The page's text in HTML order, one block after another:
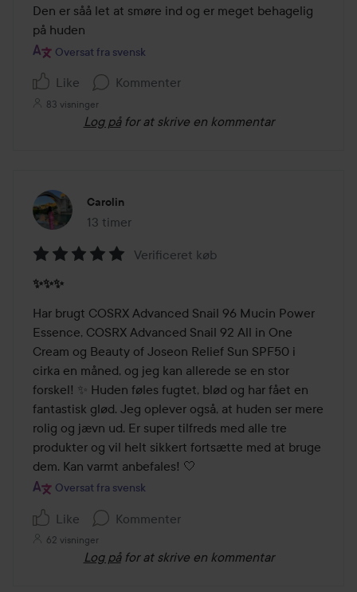
ud
af
5
Den er såå let at smøre ind og er meget behagelig
på huden
Oversat fra svensk
Like Kommenter
83 visninger
Log på for at skrive en kommentar
Carolin
13 timer
Posten blev oprettet 13 timer
5
ud
af
5
Verificeret køb
✨✨✨
Har brugt COSRX Advanced Snail 96 Mucin Power
Essence, COSRX Advanced Snail 92 All in One
Cream og Beauty of Joseon Relief Sun SPF50 i
cirka en måned, og jeg kan allerede se en stor
forskel! ✨ Huden føles fugtet, blød og har fået en
fantastisk glød. Jeg oplever også, at huden ser mere
rolig og jævn ud. Er super tilfreds med alle tre
produkter og vil helt sikkert fortsætte med at bruge
dem. Kan varmt anbefales! 🤍
Oversat fra svensk
Like Kommenter
62 visninger
Log på for at skrive en kommentar